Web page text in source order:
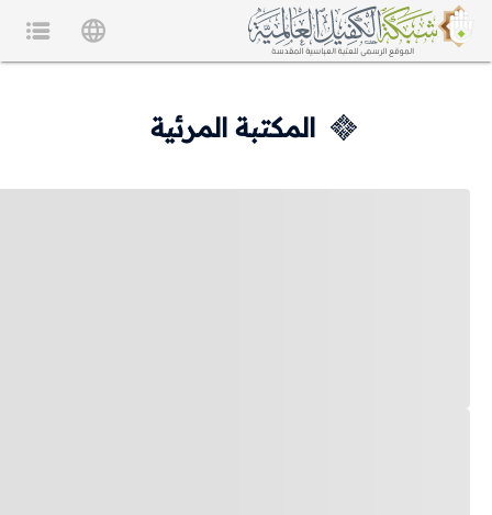
المكتبة المرئية